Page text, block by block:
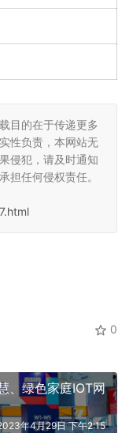
目的在于传递更多
性负责，本网站无
侵犯，请及时通知
担任何侵权责任。
0
、绿色家庭IOT网
年4月29日 下午2:15